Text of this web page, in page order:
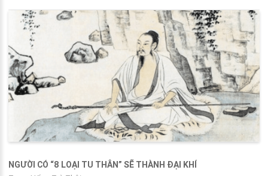
NGƯỜI CÓ “8 LOẠI TU THÂN” SẼ THÀNH ĐẠI KHÍ